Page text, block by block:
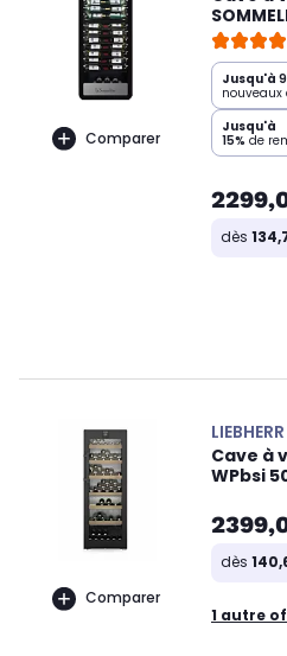
Comparer
Jusqu'à
nouveaux
Jusqu'à
15% de
dès
Comparer
LIEBHERR
Cave à
WPbsi
dès
1 autre